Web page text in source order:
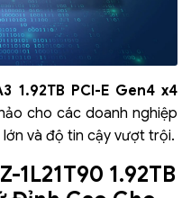
1.92TB PCI-E Gen4 x4
cho các doanh nghiệp
và độ tin cậy vượt trội.
1L21T90 1.92TB